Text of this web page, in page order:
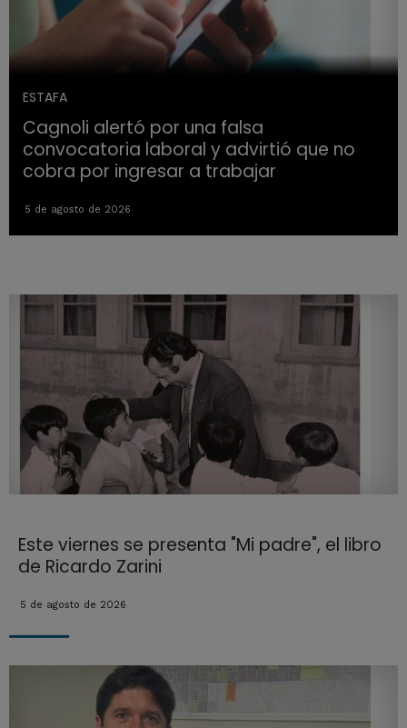
ESTAFA
Cagnoli alertó por una falsa
convocatoria laboral y advirtió que no
cobra por ingresar a trabajar
5 de agosto de 2026
Este viernes se presenta "Mi padre", el libro
de Ricardo Zarini
5 de agosto de 2026